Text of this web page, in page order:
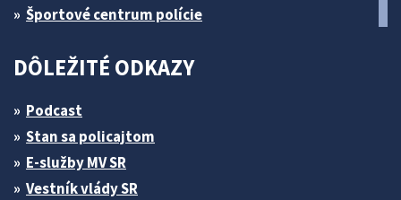
Športové centrum polície
DÔLEŽITÉ ODKAZY
Podcast
Stan sa policajtom
E-služby MV SR
Vestník vlády SR